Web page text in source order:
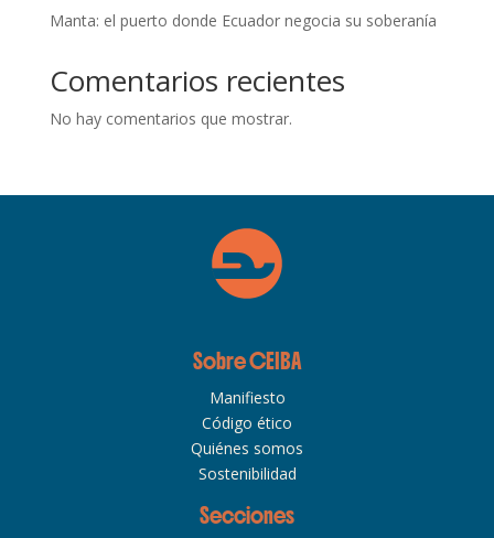
Manta: el puerto donde Ecuador negocia su soberanía
Comentarios recientes
No hay comentarios que mostrar.
Sobre CEIBA
Manifiesto
Código ético
Quiénes somos
Sostenibilidad
Secciones